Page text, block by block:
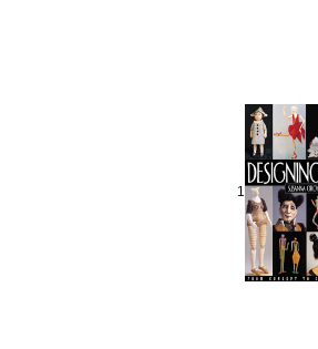
1